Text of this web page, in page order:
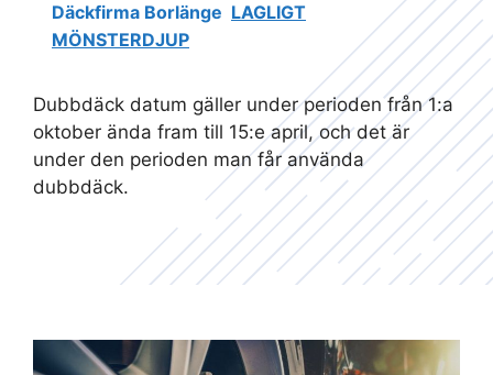
Däckfirma Borlänge LAGLIGT
MÖNSTERDJUP
Dubbdäck datum gäller under perioden från 1:a
oktober ända fram till 15:e april, och det är
under den perioden man får använda
dubbdäck.